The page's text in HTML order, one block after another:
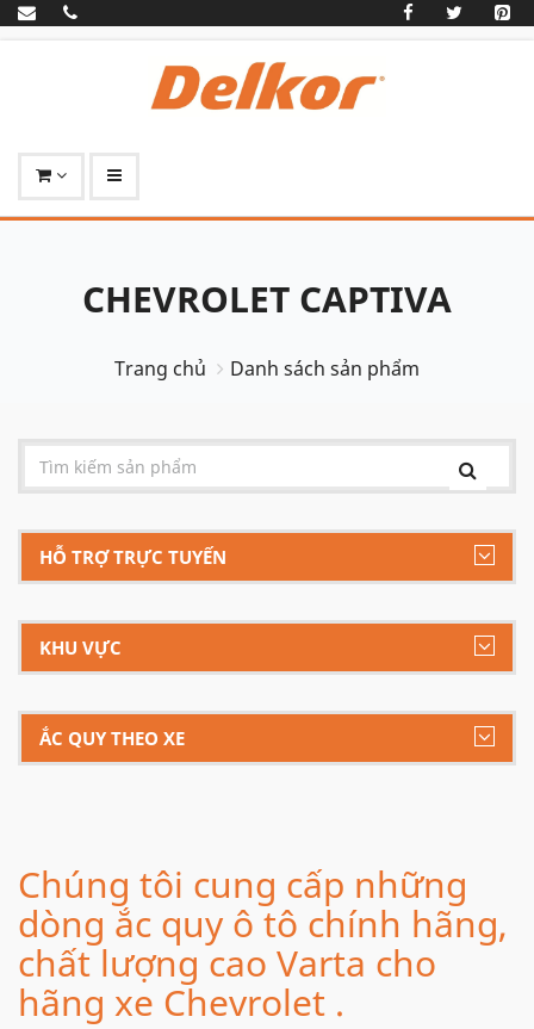
CHEVROLET CAPTIVA
Trang chủ Danh sách sản phẩm
HỖ TRỢ TRỰC TUYẾN
KHU VỰC
ẮC QUY THEO XE
Chúng tôi cung cấp những
dòng ắc quy ô tô chính hãng,
chất lượng cao Varta cho
hãng xe Chevrolet .